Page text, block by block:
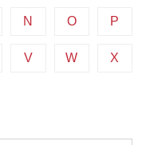
N O P
V W X